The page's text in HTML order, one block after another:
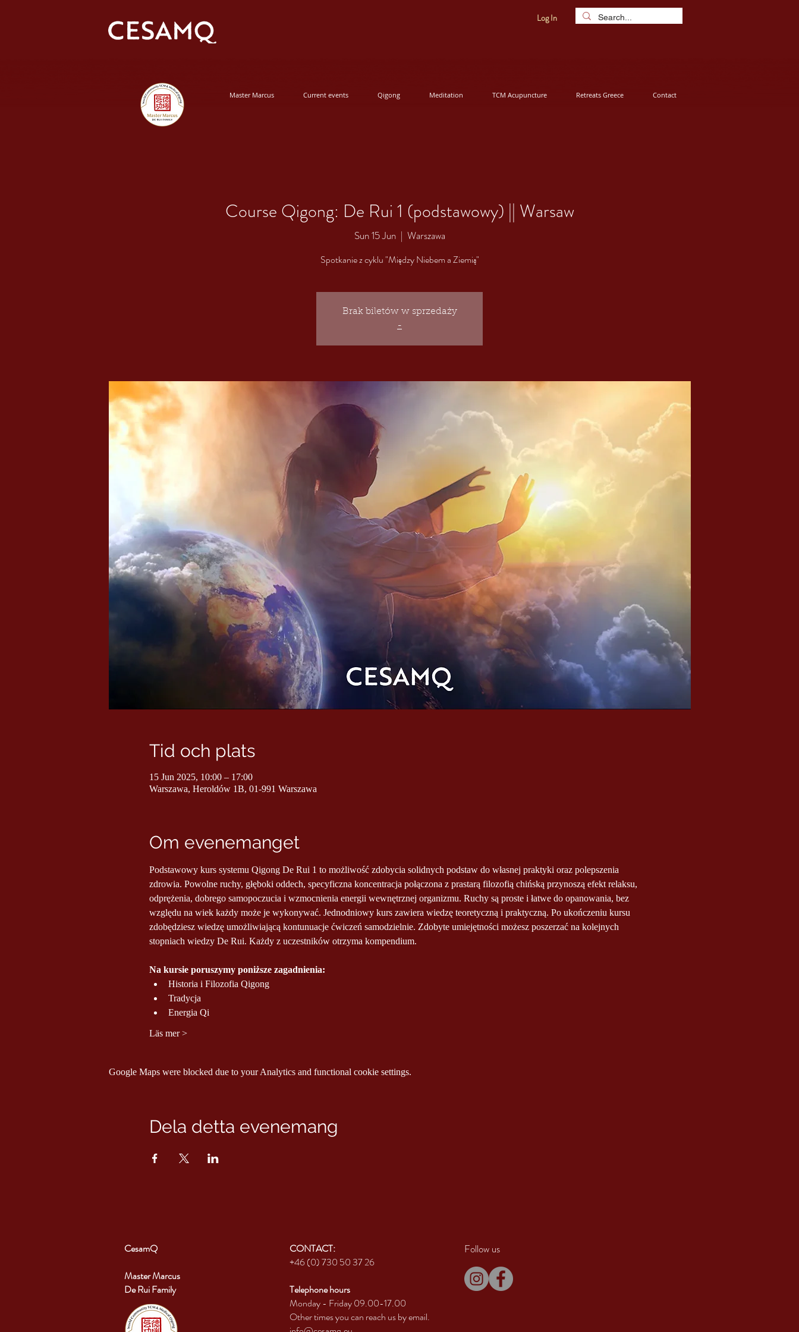
Log In
Master Marcus Current events Qigong Meditation TCM Acupuncture Retreats Greece Contact
Course Qigong: De Rui 1 (podstawowy) || Warsaw
Sun 15 Jun
  |
Warszawa
Spotkanie z cyklu "Między Niebem a Ziemią"
Brak biletów w sprzedaży
-
Tid och plats
15 Jun 2025, 10:00 – 17:00
Warszawa, Heroldów 1B, 01-991 Warszawa
Om evenemanget
Podstawowy kurs systemu Qigong De Rui 1 to możliwość zdobycia solidnych podstaw do własnej praktyki oraz polepszenia
zdrowia. Powolne ruchy, głęboki oddech, specyficzna koncentracja połączona z prastarą filozofią chińską przynoszą efekt relaksu,
odprężenia, dobrego samopoczucia i wzmocnienia energii wewnętrznej organizmu. Ruchy są proste i łatwe do opanowania, bez
względu na wiek każdy może je wykonywać. Jednodniowy kurs zawiera wiedzę teoretyczną i praktyczną. Po ukończeniu kursu
zdobędziesz wiedzę umożliwiającą kontunuacje ćwiczeń samodzielnie. Zdobyte umiejętności możesz poszerzać na kolejnych
stopniach wiedzy De Rui. Każdy z uczestników otrzyma kompendium.
Na kursie poruszymy poniższe zagadnienia:
Historia i Filozofia Qigong
Tradycja
Energia Qi
Läs mer >
Google Maps were blocked due to your Analytics and functional cookie settings.
Dela detta evenemang
CONTACT:
+46 (0) 730 50 37 26
Telephone hours
Monday - Friday 09.00-17.00
Other times you can reach us by email.
CesamQ
Master Marcus
De Rui Family
Follow us